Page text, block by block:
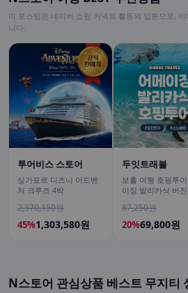
이 포스팅은 네이버 쇼핑 커넥트 활동의 일환으로,
니다.
투어비스 스토어
싱가포르 디즈니 어드벤
처 크루즈 4박
2,370,150원
45%1,303,580원
두잇트래블
보홀 여행 호핑투
이징 발리카삭 버진
랍 포함
87,250원
20%69,800원
N스토어 관심상품 베스트 무지티